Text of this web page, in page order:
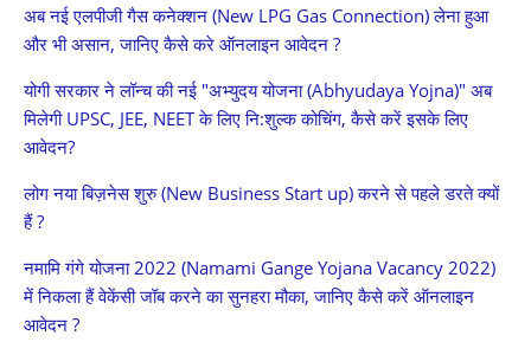
अब नई एलपीजी गैस कनेक्शन (New LPG Gas Connection) लेना हुआ
और भी असान, जानिए कैसे करे ऑनलाइन आवेदन ?
योगी सरकार ने लॉन्च की नई "अभ्युदय योजना (Abhyudaya Yojna)" अब
मिलेगी UPSC, JEE, NEET के लिए नि:शुल्क कोचिंग, कैसे करें इसके लिए
आवेदन?
लोग नया बिज़नेस शुरु (New Business Start up) करने से पहले डरते क्यों
हैं ?
नमामि गंगे योजना 2022 (Namami Gange Yojana Vacancy 2022)
में निकला हैं वेकेंसी जॉब करने का सुनहरा मौका, जानिए कैसे करें ऑनलाइन
आवेदन ?